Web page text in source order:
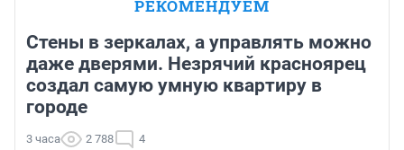
РЕКОМЕНДУЕМ
Стены в зеркалах, а управлять можно
даже дверями. Незрячий красноярец
создал самую умную квартиру в
городе
3 часа 2 788 4